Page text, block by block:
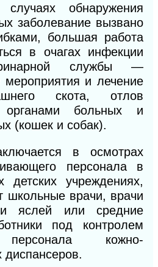
обнаружения
заболевание вызвано
большая работа
в очагах инфекции
службы —
мероприятия и лечение
скота, отлов
органами больных и
(кошек и собак).
в осмотрах
персонала в
детских учреждениях,
школьные врачи, врачи
яслей или средние
под контролем
персонала кожно-
диспансеров.